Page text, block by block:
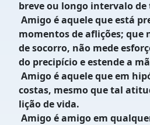
breve ou longo intervalo de
Amigo é aquele que está
momentos de aflições; que
de socorro, não mede
do precipício e estende a
Amigo é aquele que em
costas, mesmo que tal
lição de vida.
Amigo é amigo em